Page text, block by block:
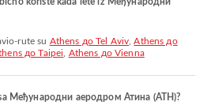
rute su Athens до Tel Aviv ,Athens до
до Taipei Athens до Vienna
Међународни аеродром Атина (ATH)?